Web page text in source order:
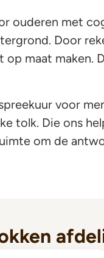
ouderen met
Door
op maat maken.
voor
tolk. Die ons
om de